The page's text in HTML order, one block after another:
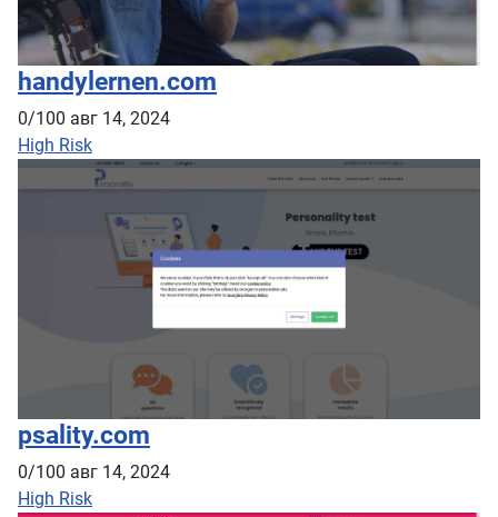
handylernen.com
0/100 авг 14, 2024
High Risk
psality.com
0/100 авг 14, 2024
High Risk